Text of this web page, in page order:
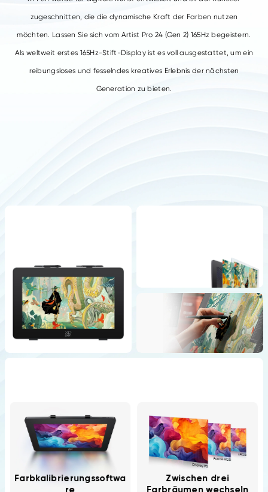
zugeschnitten, die die dynamische Kraft der Farben nutzen
möchten. Lassen Sie sich vom Artist Pro 24 (Gen 2) 165Hz begeistern.
Als weltweit erstes 165Hz-Stift-Display ist es voll ausgestattet, um ein
reibungsloses und fesselndes kreatives Erlebnis der nächsten
Generation zu bieten.
Farbkalibrierungssoftwa
re
Zwischen drei
Farbräumen wechseln